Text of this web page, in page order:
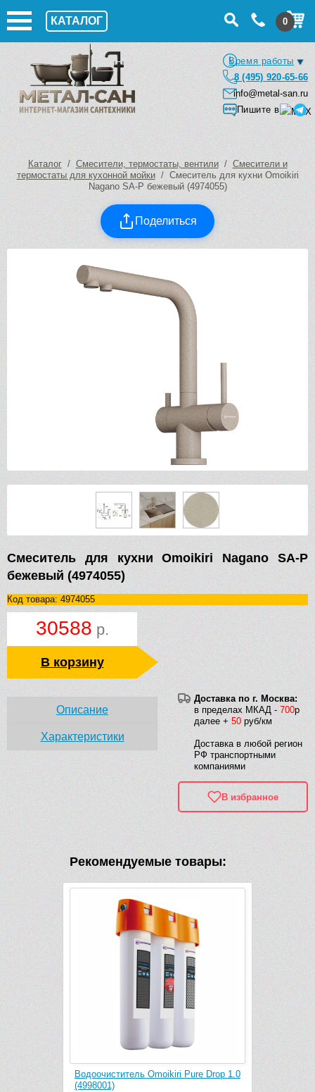
КАТАЛОГ 0
Время работы
8 (495) 920-65-66
info@metal-san.ru
Пишите в
Каталог/ Смесители, термостаты, вентили/ Смесители и
термостаты для кухонной мойки/ Смеситель для кухни Omoikiri
Nagano SA-P бежевый (4974055)
Поделиться
Смеситель для кухни Omoikiri Nagano SA-P
бежевый (4974055)
Код товара: 4974055
30588 р.
В корзину
Доставка по г. Москва:
в пределах МКАД - 700р
далее + 50 руб/км
Доставка в любой регион
РФ транспортными
компаниями
В избранное
Описание
Характеристики
Рекомендуемые товары:
Водоочиститель Omoikiri Pure Drop 1.0
(4998001)